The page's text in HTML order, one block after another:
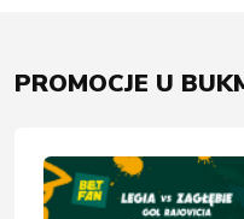
PROMOCJE U